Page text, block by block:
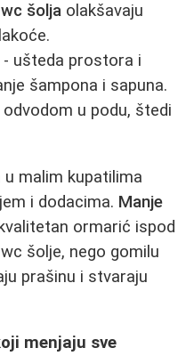
šolja olakšavaju
- ušteda prostora i
šampona i sapuna.
odvodom u podu, štedi
malim kupatilima
i dodacima. Manje
ormarić ispod
šolje, nego gomilu
prašinu i stvaraju
menjaju sve